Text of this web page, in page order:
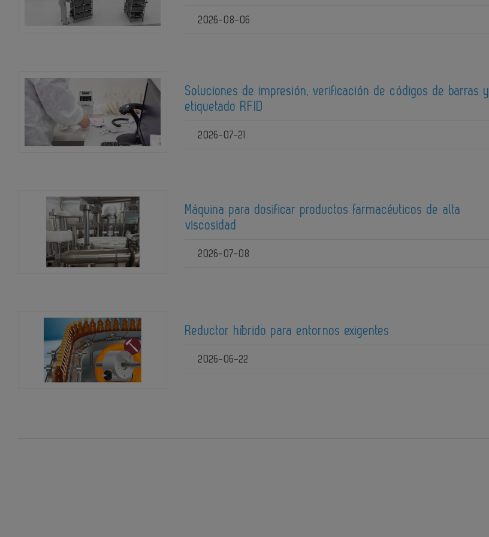
2026-08-06
Soluciones de impresión, verificación de códigos de barras y
etiquetado RFID
2026-07-21
Máquina para dosificar productos farmacéuticos de alta
viscosidad
2026-07-08
Reductor híbrido para entornos exigentes
2026-06-22